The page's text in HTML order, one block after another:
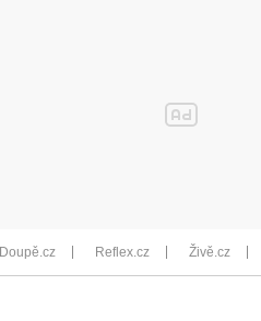
Doupě.cz Reflex.cz Živě.cz